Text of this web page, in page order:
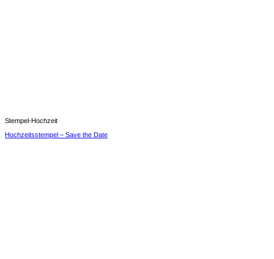
Stempel-Hochzeit
Hochzeitsstempel – Save the Date